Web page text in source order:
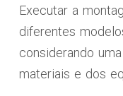
Executar a
diferentes
considerando
materiais e dos